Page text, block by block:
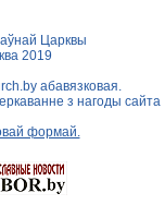
Царквы
2019
абавязковая.
з нагоды сайта
формай.